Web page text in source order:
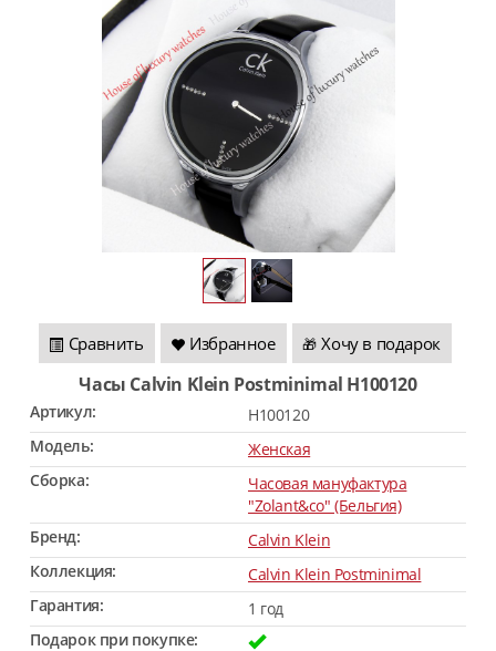
Сравнить Избранное 🎁 Хочу в подарок
Часы Calvin Klein Postminimal H100120
Артикул:
H100120
Модель:
Женская
Сборка:
Часовая мануфактура
"Zolant&co" (Бельгия)
Бренд:
Calvin Klein
Коллекция:
Calvin Klein Postminimal
Гарантия:
1 год
Подарок при покупке: